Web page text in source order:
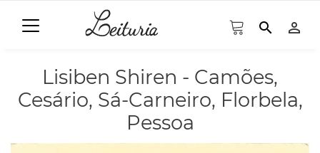
search person_outline
Lisiben Shiren - Camões,
Cesário, Sá-Carneiro, Florbela,
Pessoa